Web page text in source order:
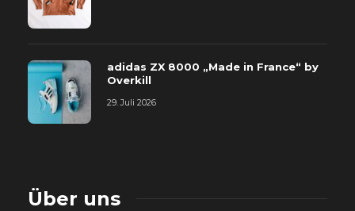
adidas ZX 8000 „Made in France“ by
Overkill
29. Juli 2026
Über uns